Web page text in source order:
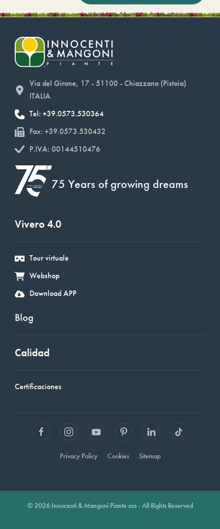
Via del Girone, 17 - 51100 - Chiazzano (Pistoia)
ITALIA
Tel: +39.0573.530364
Fax: +39.0573.530432
P.IVA: 00144510476
75 Years of growing dreams
Vivero 4.0
Tour virtuale
Webshop
Download APP
Blog
Calidad
Certificaciones
Privacy Policy Cookies Sitemap
© 2026 Innocenti & Mangoni Piante ssa - All Rights Reserved